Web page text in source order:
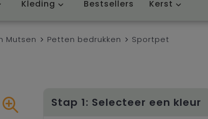
Kleding Bestsellers Kerst
Mutsen Petten bedrukken Sportpet
Stap 1: Selecteer een kleur